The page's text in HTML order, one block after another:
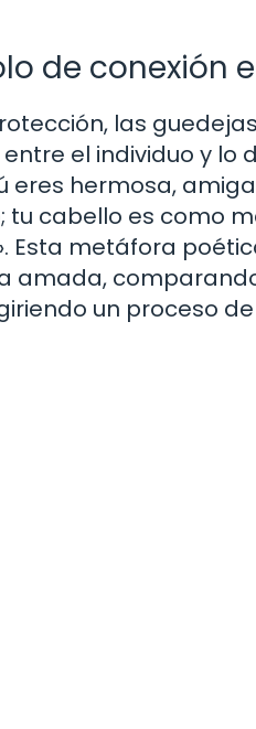
de conexión
las
el individuo y lo
eres hermosa,
tu cabello es como
Esta metáfora
amada,
un proceso